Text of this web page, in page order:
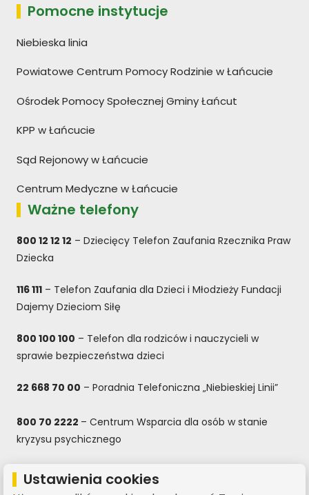
Pomocne instytucje
Niebieska linia
Powiatowe Centrum Pomocy Rodzinie w Łańcucie
Ośrodek Pomocy Społecznej Gminy Łańcut
KPP w Łańcucie
Sąd Rejonowy w Łańcucie
Centrum Medyczne w Łańcucie
Ważne telefony
800 12 12 12 – Dziecięcy Telefon Zaufania Rzecznika Praw
Dziecka
116 111 – Telefon Zaufania dla Dzieci i Młodzieży Fundacji
Dajemy Dzieciom Siłę
800 100 100 – Telefon dla rodziców i nauczycieli w
sprawie bezpieczeństwa dzieci
22 668 70 00 – Poradnia Telefoniczna „Niebieskiej Linii”
800 70 2222 – Centrum Wsparcia dla osób w stanie
kryzysu psychicznego
800 080 222
– Całodobowa bezpłatna infolinia dla dzieci
i młodzieży, rodziców oraz nauczycieli
Ustawienia cookies